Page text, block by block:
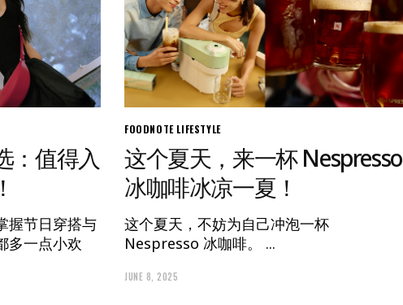
：值得入
握节日穿搭与
多一点小欢
FOODNOTE LIFESTYLE
这个夏天，来一杯 Nespresso
冰咖啡冰凉一夏！
这个夏天，不妨为自己冲泡一杯
Nespresso 冰咖啡。
JUNE 8, 2025